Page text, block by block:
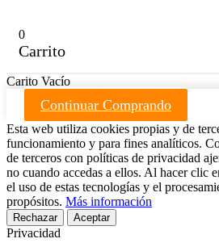
0
Carrito
Carito Vacío
Continuar Comprando
Esta web utiliza cookies propias y de
funcionamiento y para fines analíticos.
de terceros con políticas de privacidad
no cuando accedas a ellos. Al hacer clic
el uso de estas tecnologías y el
propósitos. Más información
Rechazar Aceptar
Privacidad